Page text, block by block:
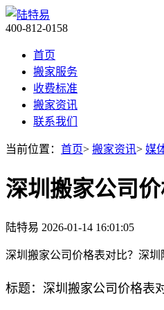
400-812-0158
首页
搬家服务
收费标准
搬家资讯
联系我们
当前位置： 首页> 搬家资讯> 媒
深圳搬家公司
陆特易 2026-01-14 16:01:05
深圳搬家公司价格表对比？深
标题：深圳搬家公司价格表